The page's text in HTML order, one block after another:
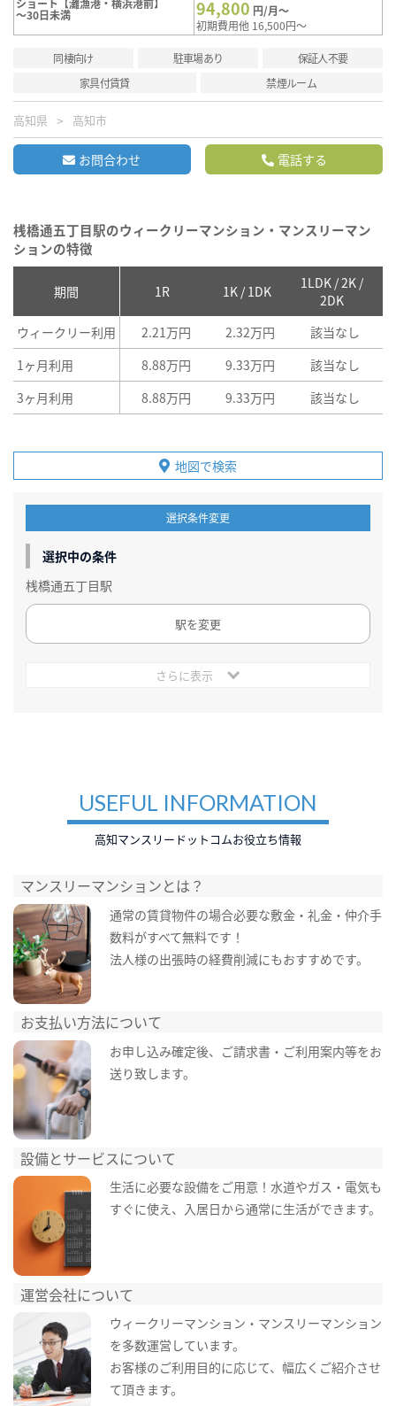
ショート【灘漁港・横浜港前】
～30日未満 94,800 円/月～
初期費用他 16,500円～
同棲向け 駐車場あり
保証人不要
家具付賃貸
禁煙ルーム
高知県 高知市
お問合わせ 電話する
桟橋通五丁目駅のウィークリーマンション・マンスリーマン
ションの特徴
期間 1R 1K / 1DK
1LDK / 2K /
2DK
ウィークリー利用 2.21万円 2.32万円 該当なし
1ヶ月利用
8.88万円 9.33万円 該当なし
3ヶ月利用
8.88万円 9.33万円 該当なし
地図で検索
選択条件変更
選択中の条件
桟橋通五丁目駅
駅を変更
さらに表示
USEFUL INFORMATION
高知マンスリードットコムお役立ち情報
マンスリーマンションとは？
通常の賃貸物件の場合必要な敷金・礼金・仲介手
数料がすべて無料です！
法人様の出張時の経費削減にもおすすめです。
お支払い方法について
お申し込み確定後、ご請求書・ご利用案内等をお
送り致します。
設備とサービスについて
生活に必要な設備をご用意！水道やガス・電気も
すぐに使え、入居日から通常に生活ができます。
運営会社について
ウィークリーマンション・マンスリーマンション
を多数運営しています。
お客様のご利用目的に応じて、幅広くご紹介させ
て頂きます。